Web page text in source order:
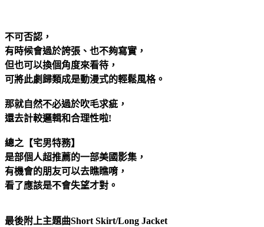
不可否認，
有時候會過於誇張、也不夠寫實，
但也可以換個角度來看待，
可將此劇歸類成是動漫式的輕鬆風格。
那就自然不必過於吹毛求疵，
還去計較邏輯和合理性啦!
總之【宅男特務】
是部個人超推薦的一部美國影集，
有機會的朋友可以去瞧瞧唷，
看了應該是不會失望才對。
最後附上主題曲Short Skirt/Long Jacket